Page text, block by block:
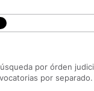
por órden
por separado.